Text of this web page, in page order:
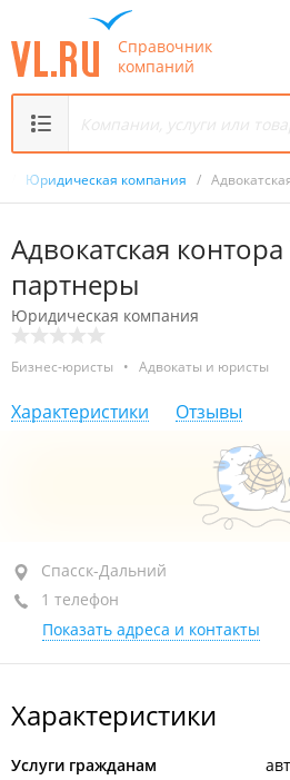
Справочник
компаний
Юридическая компания /
Адвокатская
партнеры
Юридическая компания
Бизнес-юристы • Адвокаты и юристы
Характеристики Отзывы
Спасск-Дальний, ул. Борисова, 28
оф. 206
+7 (423-52) 2-39-40
Спасск-Дальний
1 телефон
Показать адреса и контакты
Характеристики
Услуги гражданам